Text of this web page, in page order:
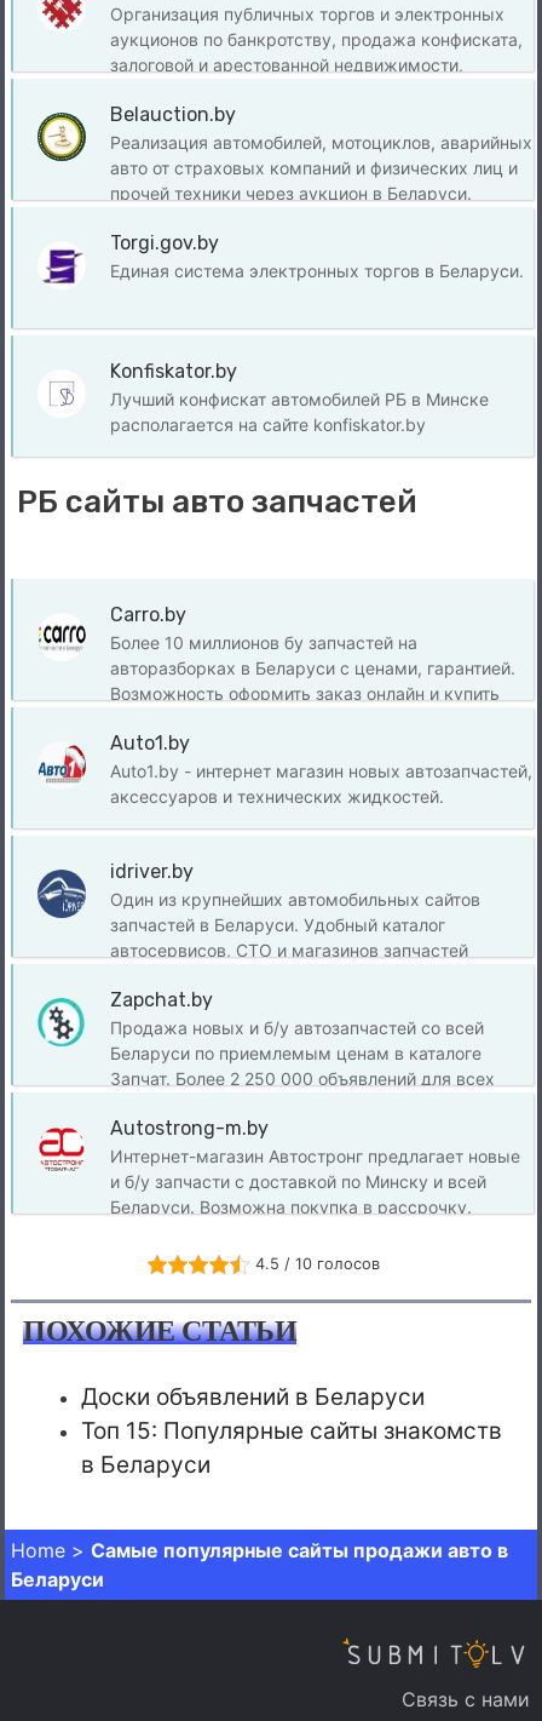
Организация публичных торгов и электронных
аукционов по банкротству, продажа конфиската,
залоговой и арестованной недвижимости,
Belauction.by
Реализация автомобилей, мотоциклов, аварийных
авто от страховых компаний и физических лиц и
прочей техники через аукцион в Беларуси.
Torgi.gov.by
Единая система электронных торгов в Беларуси.
Konfiskator.by
Лучший конфискат автомобилей РБ в Минске
располагается на сайте konfiskator.by
РБ сайты авто запчастей
Carro.by
Более 10 миллионов бу запчастей на
авторазборках в Беларуси с ценами, гарантией.
Возможность оформить заказ онлайн и купить
Auto1.by
Auto1.by - интернет магазин новых автозапчастей,
аксессуаров и технических жидкостей.
idriver.by
Один из крупнейших автомобильных сайтов
запчастей в Беларуси. Удобный каталог
автосервисов, СТО и магазинов запчастей
Zapchat.by
Продажа новых и б/у автозапчастей со всей
Беларуси по приемлемым ценам в каталоге
Запчат. Более 2 250 000 объявлений для всех
Autostrong-m.by
Интернет-магазин Автостронг предлагает новые
и б/у запчасти с доставкой по Минску и всей
Беларуси. Возможна покупка в рассрочку.
Европе и Англии, что гарантирует широкий
быстро найти и заказать нужные автозапчасти по
выгодной цене
4.5 / 10 голосов
ПОХОЖИЕ СТАТЬИ
Доски объявлений в Беларуси
Топ 15: Популярные сайты знакомств
в Беларуси
Home > Самые популярные сайты продажи авто в
Беларуси
Связь с нами